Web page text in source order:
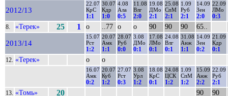
2012/13
22.07
КрС
1:1
30.07
Кдр
1:0
4.08
Ала
0:5
11.08
Влг
2:0
19.08
ДМо
2:1
25.08
СпМ
2:1
1.09
Руб
2:1
14.09
Зен
2:0
22.09
ЛМо
0:3
8. «Терек» 25 1 о ..77 о о 90 90 90 65..
2013/14
15.07
Рст
1:2
20.07
Амк
1:1
28.07
Руб
0:0
3.08
ДМо
0:1
17.08
ЛМо
0:1
24.08
Влг
0:1
31.08
Анж
1:1
14.09
Зен
0:2
21.09
Кдр
0:1
12. «Терек» о о
16.07
Амк
0:2
20.07
Куб
1:2
27.07
Рст
0:3
3.08
Урл
1:2
18.08
КрС
0:1
24.08
ЦСК
1:2
1.09
СпМ
1:2
15.09
Анж
2:2
22.09
Руб
2:1
13. «Томь» 20 90 90